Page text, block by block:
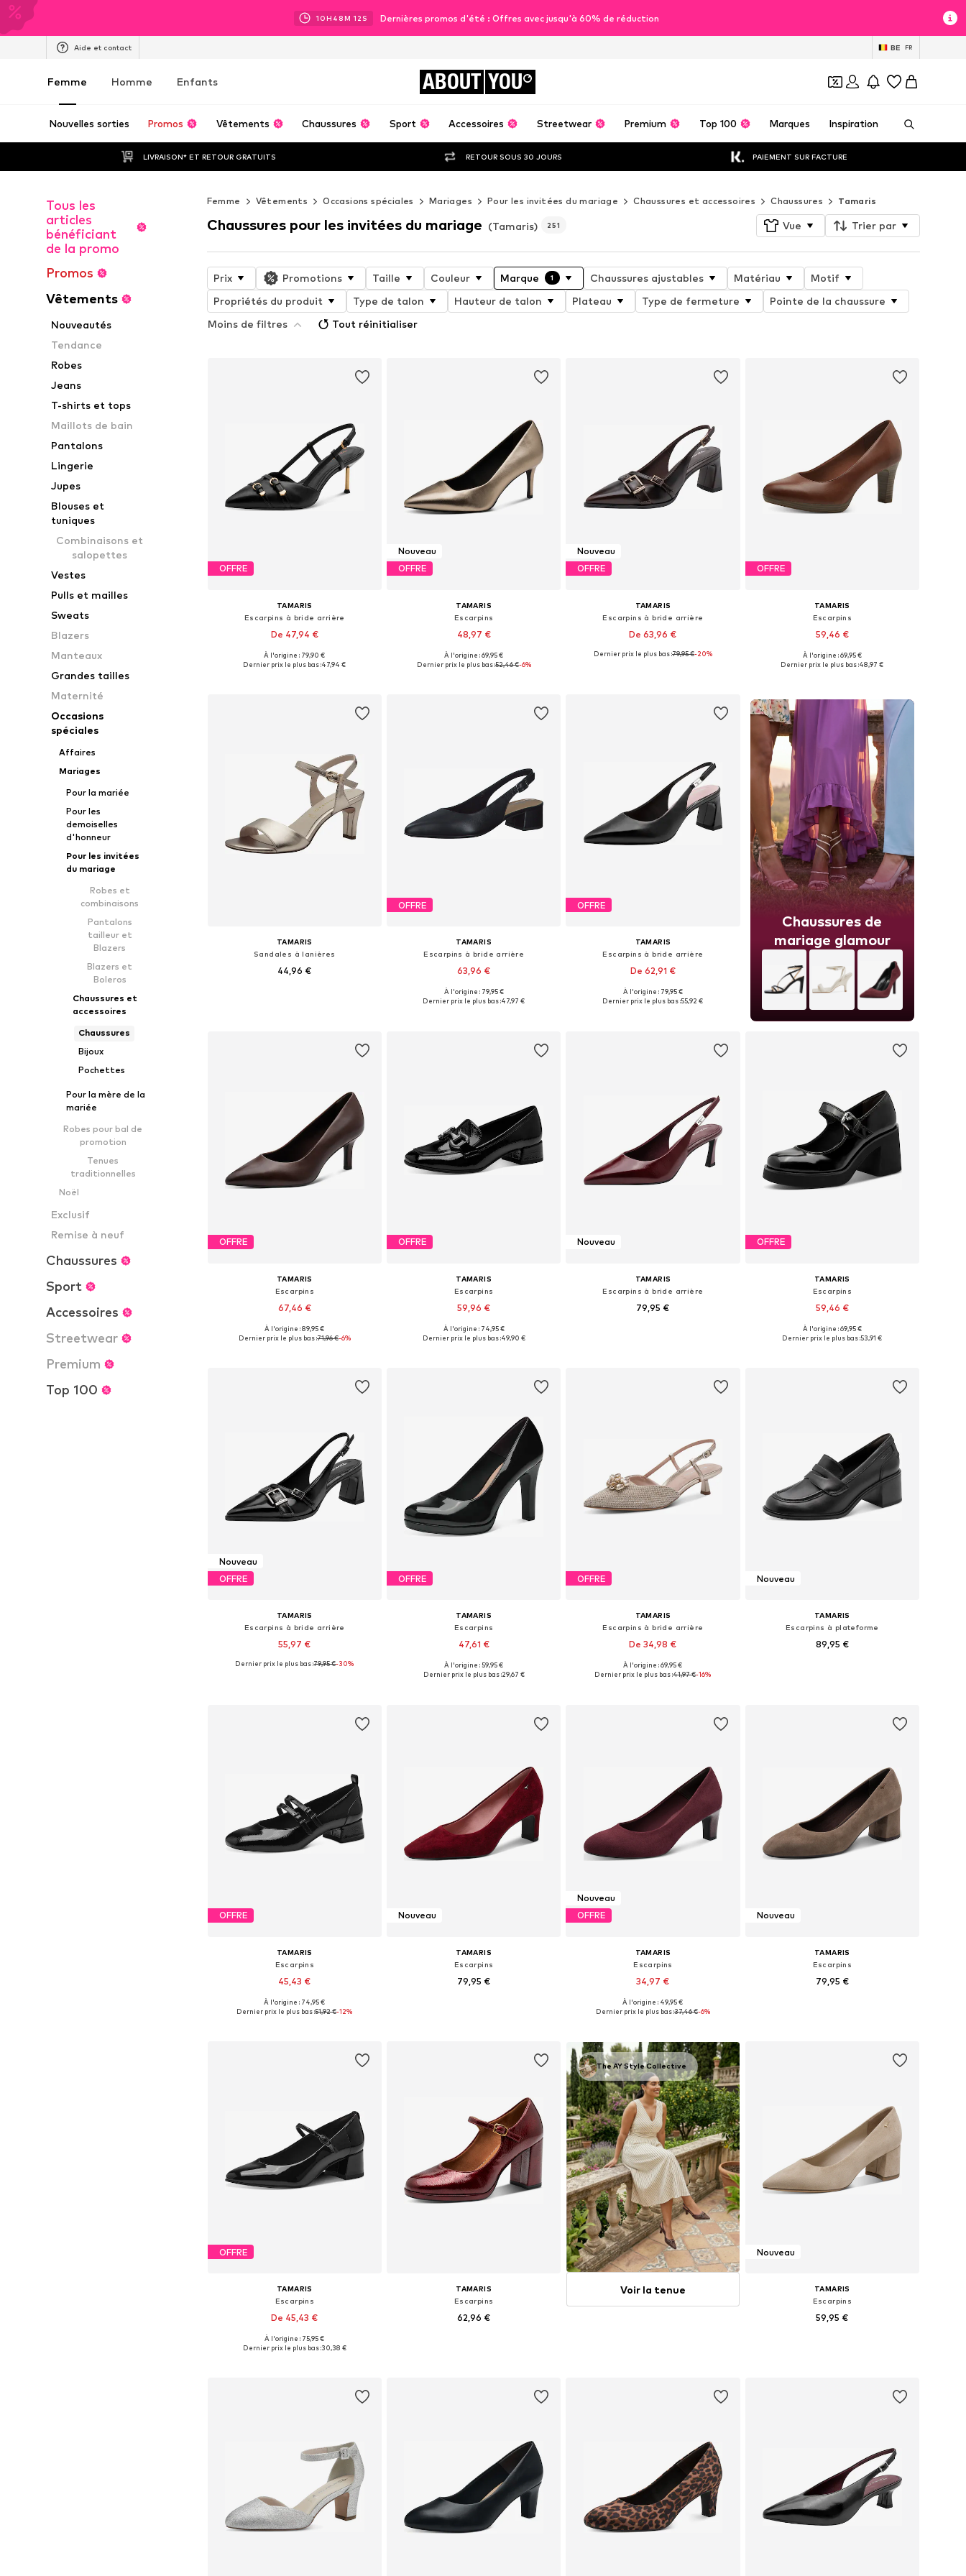
10H 48M 09S Dernières promos d'été : Offres avec jusqu'à 60% de réduction
Aide et contact BE FR
Femme Homme Enfants ABOUT YOU
Nouvelles sorties Promos Vêtements Chaussures Sport Accessoires Streetwear Premium Top 100 Marques Inspiration
LIVRAISON* ET RETOUR GRATUITS RETOUR SOUS 30 JOURS PAIEMENT SUR FACTURE
Tous les
articles
bénéficiant
de la promo
Promos
Vêtements
Nouveautés
Tendance
Robes
Jeans
T-shirts et tops
Maillots de bain
Pantalons
Lingerie
Jupes
Blouses et
tuniques
Combinaisons et
salopettes
Vestes
Pulls et mailles
Sweats
Blazers
Manteaux
Grandes tailles
Maternité
Occasions
spéciales
Affaires
Mariages
Pour la mariée
Pour les
demoiselles
d'honneur
Pour les invitées
du mariage
Robes et
combinaisons
Pantalons
tailleur et
Blazers
Blazers et
Boleros
Chaussures et
accessoires
Chaussures
Bijoux
Pochettes
Pour la mère de la
mariée
Robes pour bal de
promotion
Tenues
traditionnelles
Noël
Exclusif
Remise à neuf
Chaussures
Sport
Accessoires
Streetwear
Premium
Top 100
Femme Vêtements Occasions spéciales Mariages Pour les invitées du mariage Chaussures et accessoires Chaussures Tamaris
Chaussures pour les invitées du mariage (Tamaris) 251 Vue Trier par
Prix Promotions Taille Couleur Marque 1 Chaussures ajustables Matériau
Motif
Propriétés du produit
Type de talon Hauteur de talon Plateau Type de fermeture
Pointe de la chaussure
Moins de filtres
Tout réinitialiser
OFFRE
TAMARIS
Escarpins à bride arrière
De 47,94 €
Tailles disponibles: 36, 37, 38, 39, 40, 41
À l'origine : 79,90 €
Dernier prix le plus bas :47,94 €
Nouveau
OFFRE
TAMARIS
Escarpins
48,97 €
Tailles disponibles: 36, 37, 38, 39, 40, 41
À l'origine : 69,95 €
Dernier prix le plus bas :52,46 €-6%
Nouveau
OFFRE
TAMARIS
Escarpins à bride arrière
De 63,96 €
Disponible en plusieurs tailles
Dernier prix le plus bas :79,95 €-20%
OFFRE
TAMARIS
Escarpins
59,46 €
Disponible en plusieurs tailles
À l'origine : 69,95 €
Dernier prix le plus bas :48,97 €
TAMARIS
Sandales à lanières
44,96 €
OFFRE
TAMARIS
Escarpins à bride arrière
63,96 €
Tailles disponibles: 36, 37, 38, 39, 40, 41
À l'origine : 79,95 €
Dernier prix le plus bas :47,97 €
OFFRE
TAMARIS
Escarpins à bride arrière
De 62,91 €
+1
Tailles disponibles: 36, 37, 38, 39, 40
À l'origine : 79,95 €
Dernier prix le plus bas :55,92 €
Chaussures de
mariage glamour
OFFRE
TAMARIS
Escarpins
67,46 €
Tailles disponibles: 36, 37, 38, 39, 40, 41
À l'origine : 89,95 €
Dernier prix le plus bas :71,96 €-6%
OFFRE
TAMARIS
Escarpins
59,96 €
+3
Tailles disponibles: 36, 37, 38, 39, 40, 41
À l'origine : 74,95 €
Dernier prix le plus bas :49,90 €
Nouveau
TAMARIS
Escarpins à bride arrière
79,95 €
OFFRE
TAMARIS
Escarpins
59,46 €
Tailles disponibles: 37, 38, 39, 40, 41
À l'origine : 69,95 €
Dernier prix le plus bas :53,91 €
Nouveau
OFFRE
TAMARIS
Escarpins à bride arrière
55,97 €
Tailles disponibles: 36, 37, 38, 39, 40, 41
Dernier prix le plus bas :79,95 €-30%
OFFRE
TAMARIS
Escarpins
47,61 €
Tailles disponibles: 36, 37, 38, 39, 40, 41
À l'origine : 59,95 €
Dernier prix le plus bas :29,67 €
OFFRE
TAMARIS
Escarpins à bride arrière
De 34,98 €
Tailles disponibles: 36, 37, 38, 39
À l'origine : 69,95 €
Dernier prix le plus bas :41,97 €-16%
Nouveau
TAMARIS
Escarpins à plateforme
89,95 €
OFFRE
TAMARIS
Escarpins
45,43 €
Disponible en plusieurs tailles
À l'origine : 74,95 €
Dernier prix le plus bas :51,92 €-12%
Nouveau
TAMARIS
Escarpins
79,95 €
Nouveau
OFFRE
TAMARIS
Escarpins
34,97 €
+4
Disponible en plusieurs tailles
À l'origine : 49,95 €
Dernier prix le plus bas :37,46 €-6%
Nouveau
TAMARIS
Escarpins
79,95 €
OFFRE
TAMARIS
Escarpins
De 45,43 €
Tailles disponibles: 36, 37, 38, 39, 40
À l'origine : 75,95 €
Dernier prix le plus bas :30,38 €
TAMARIS
Escarpins
62,96 €
The AY Style Collective
Voir la tenue
Nouveau
TAMARIS
Escarpins
59,95 €